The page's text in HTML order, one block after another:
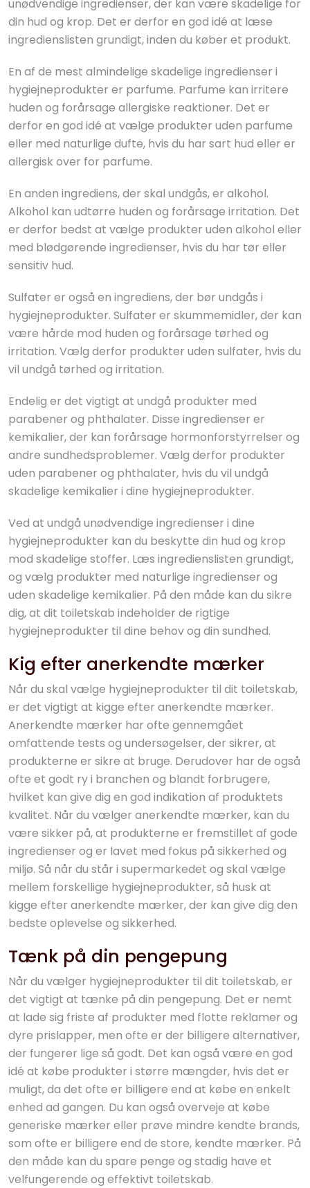
unødvendige ingredienser, der kan være skadelige for
din hud og krop. Det er derfor en god idé at læse
ingredienslisten grundigt, inden du køber et produkt.
En af de mest almindelige skadelige ingredienser i
hygiejneprodukter er parfume. Parfume kan irritere
huden og forårsage allergiske reaktioner. Det er
derfor en god idé at vælge produkter uden parfume
eller med naturlige dufte, hvis du har sart hud eller er
allergisk over for parfume.
En anden ingrediens, der skal undgås, er alkohol.
Alkohol kan udtørre huden og forårsage irritation. Det
er derfor bedst at vælge produkter uden alkohol eller
med blødgørende ingredienser, hvis du har tør eller
sensitiv hud.
Sulfater er også en ingrediens, der bør undgås i
hygiejneprodukter. Sulfater er skummemidler, der kan
være hårde mod huden og forårsage tørhed og
irritation. Vælg derfor produkter uden sulfater, hvis du
vil undgå tørhed og irritation.
Endelig er det vigtigt at undgå produkter med
parabener og phthalater. Disse ingredienser er
kemikalier, der kan forårsage hormonforstyrrelser og
andre sundhedsproblemer. Vælg derfor produkter
uden parabener og phthalater, hvis du vil undgå
skadelige kemikalier i dine hygiejneprodukter.
Ved at undgå unødvendige ingredienser i dine
hygiejneprodukter kan du beskytte din hud og krop
mod skadelige stoffer. Læs ingredienslisten grundigt,
og vælg produkter med naturlige ingredienser og
uden skadelige kemikalier. På den måde kan du sikre
dig, at dit toiletskab indeholder de rigtige
hygiejneprodukter til dine behov og din sundhed.
Kig efter anerkendte mærker
Når du skal vælge hygiejneprodukter til dit toiletskab,
er det vigtigt at kigge efter anerkendte mærker.
Anerkendte mærker har ofte gennemgået
omfattende tests og undersøgelser, der sikrer, at
produkterne er sikre at bruge. Derudover har de også
ofte et godt ry i branchen og blandt forbrugere,
hvilket kan give dig en god indikation af produktets
kvalitet. Når du vælger anerkendte mærker, kan du
være sikker på, at produkterne er fremstillet af gode
ingredienser og er lavet med fokus på sikkerhed og
miljø. Så når du står i supermarkedet og skal vælge
mellem forskellige hygiejneprodukter, så husk at
kigge efter anerkendte mærker, der kan give dig den
bedste oplevelse og sikkerhed.
Tænk på din pengepung
Når du vælger hygiejneprodukter til dit toiletskab, er
det vigtigt at tænke på din pengepung. Det er nemt
at lade sig friste af produkter med flotte reklamer og
dyre prislapper, men ofte er der billigere alternativer,
der fungerer lige så godt. Det kan også være en god
idé at købe produkter i større mængder, hvis det er
muligt, da det ofte er billigere end at købe en enkelt
enhed ad gangen. Du kan også overveje at købe
generiske mærker eller prøve mindre kendte brands,
som ofte er billigere end de store, kendte mærker. På
den måde kan du spare penge og stadig have et
velfungerende og effektivt toiletskab.